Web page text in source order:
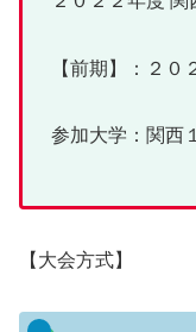
【前期】：２０
参加大学：関西
【大会方式】